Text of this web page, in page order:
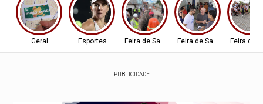
Geral Esportes Feira de Santana-BAFeira de Santana-BAFeira de
PUBLICIDADE